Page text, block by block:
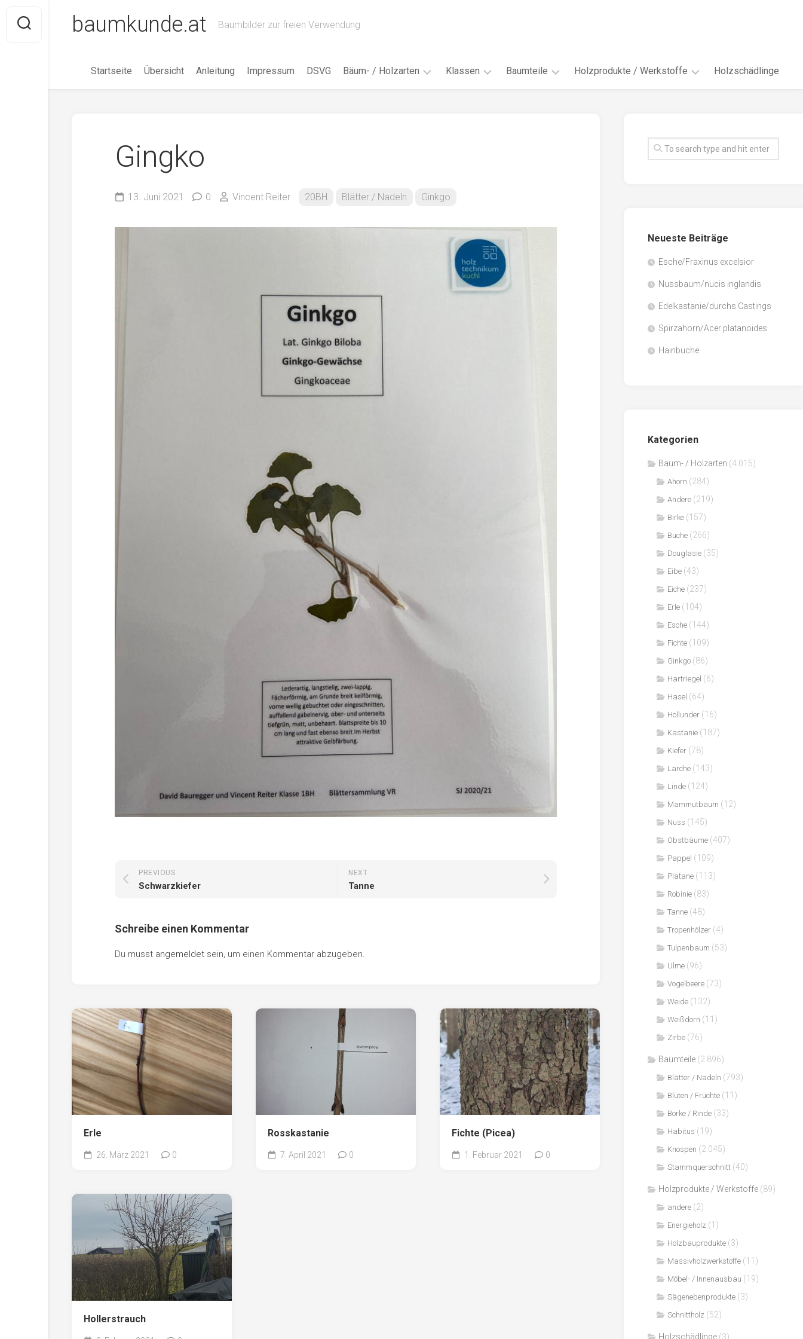
content
baumkunde.at Baumbilder zur freien Verwendung
Startseite Übersicht Anleitung Impressum DSVG Bäum- / Holzarten
Eibe
Fichte
Hollunder
Mammutbaum
Nuss
Robinie
Tanne
Tulpenbaum
Weide
Weißdorn
Zirbe
Andere
Klassen
18AH
18BH
19AF
19AH
Baumteile Holzprodukte / Werkstoffe
Faserwerkstoffe
Sägenebenprodukte
Holzschädlinge
Gingko
13. Juni 2021 0 Vincent Reiter 20BH Blätter / Nadeln Ginkgo
NEXT
Tanne
PREVIOUS
Schwarzkiefer
Schreibe einen Kommentar
Du musst angemeldet sein, um einen Kommentar abzugeben.
Erle
26. März 2021 0
Rosskastanie
7. April 2021 0
Fichte (Picea)
1. Februar 2021 0
Hollerstrauch
Neueste Beiträge
Esche/Fraxinus excelsior
Nussbaum/nucis inglandis
Edelkastanie/durchs Castings
Spirzahorn/Acer platanoides
Hainbuche
Kategorien
Bäum- / Holzarten (4.015)
Ahorn (284)
Andere (219)
Birke (157)
Buche (266)
Douglasie (35)
Eibe (43)
Eiche (237)
Erle (104)
Esche (144)
Fichte (109)
Ginkgo (86)
Hartriegel (6)
Hasel (64)
Hollunder (16)
Kastanie (187)
Kiefer (78)
Lärche (143)
Linde (124)
Mammutbaum (12)
Nuss (145)
Obstbäume (407)
Pappel (109)
Platane (113)
Robinie (83)
Tanne (48)
Tropenhölzer (4)
Tulpenbaum (53)
Ulme (96)
Vogelbeere (73)
Weide (132)
Weißdorn (11)
Zirbe (76)
Baumteile (2.896)
Blätter / Nadeln (793)
Blüten / Früchte (11)
Borke / Rinde (33)
Habitus (19)
Knospen (2.045)
Stammquerschnitt (40)
Holzprodukte / Werkstoffe (89)
andere (2)
Energieholz (1)
Holzbauprodukte (3)
Massivholzwerkstoffe (11)
Möbel- / Innenausbau (19)
Sägenebenprodukte (3)
Schnittholz (52)
Holzschädlinge (3)